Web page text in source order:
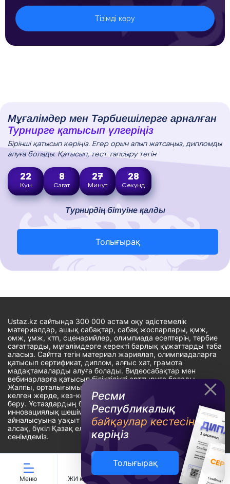
Ресми
Республикалық
байқаулар кестесін
көріңіз
Толығырақ
Тізімді көру
Мұғалімдер мен Тәрбиешілерге арналған
Турнирге қатысып үлгеріңіз
Бірінші қатысып көріңіз. Егер орын алып жатсаңыз, дипломды
алуға болады. Қатысып, тест тапсыру тегін
22
Күн
8
Сағат
27
Минут
27
Секунд
Турнирдің бітуіне қалды
Толығырақ
Меню ЖИ көмекші Ойындар Дайын ҚМЖ
Ustaz.kz сайтында 300 000 астам оқу әдістемелік
материалдар, ашық сабақтар, сабақ жоспарлары, қмж,
омж, ұмж, ктп, сценарийлер, олимпиада есептерін, тәрбие
сағаттарды, мұғалімдерге керекті барлық құжаттарды таба
аласыз. Сайтта тегін материал жариялап, олимпиадаларға
қатысып сертификат, диплом, алғыс хат, грамота
мадақтамаларды алуға болады. Видеосабақтар мен
вебинарларға қатысып біліктілікті арттыруға болады.
Жалпы, орталығымыздың басты мақсаты: ұстаздарға кез-
келген жерде, кез-келген уақытта білім алуына мүмкіндік
беру. Ұстаздардың барлық өзекті мәселелеріне
инновациялық шешім тауып, шығармашылық жұмыспен
айналысуына уақыт сыйлау. «Ұстаздарға сапалы білім бере
алсақ, бүкіл Қазақ еліне білім бере аламыз» - деген
сенімдеміз.
Сайт Peaksoft веб-студиясында жасалған - Peaksoft.kz